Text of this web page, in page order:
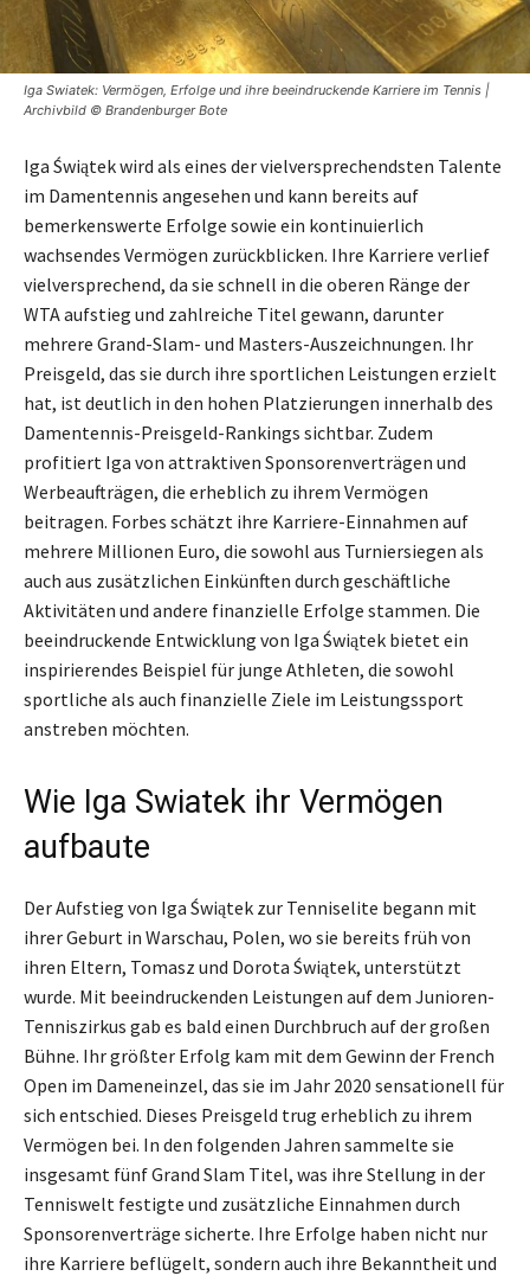
Iga Swiatek: Vermögen, Erfolge und ihre beeindruckende Karriere im Tennis |
Archivbild © Brandenburger Bote
Iga Świątek wird als eines der vielversprechendsten Talente
im Damentennis angesehen und kann bereits auf
bemerkenswerte Erfolge sowie ein kontinuierlich
wachsendes Vermögen zurückblicken. Ihre Karriere verlief
vielversprechend, da sie schnell in die oberen Ränge der
WTA aufstieg und zahlreiche Titel gewann, darunter
mehrere Grand-Slam- und Masters-Auszeichnungen. Ihr
Preisgeld, das sie durch ihre sportlichen Leistungen erzielt
hat, ist deutlich in den hohen Platzierungen innerhalb des
Damentennis-Preisgeld-Rankings sichtbar. Zudem
profitiert Iga von attraktiven Sponsorenverträgen und
Werbeaufträgen, die erheblich zu ihrem Vermögen
beitragen. Forbes schätzt ihre Karriere-Einnahmen auf
mehrere Millionen Euro, die sowohl aus Turniersiegen als
auch aus zusätzlichen Einkünften durch geschäftliche
Aktivitäten und andere finanzielle Erfolge stammen. Die
beeindruckende Entwicklung von Iga Świątek bietet ein
inspirierendes Beispiel für junge Athleten, die sowohl
sportliche als auch finanzielle Ziele im Leistungssport
anstreben möchten.
Wie Iga Swiatek ihr Vermögen
aufbaute
Der Aufstieg von Iga Świątek zur Tenniselite begann mit
ihrer Geburt in Warschau, Polen, wo sie bereits früh von
ihren Eltern, Tomasz und Dorota Świątek, unterstützt
wurde. Mit beeindruckenden Leistungen auf dem Junioren-
Tenniszirkus gab es bald einen Durchbruch auf der großen
Bühne. Ihr größter Erfolg kam mit dem Gewinn der French
Open im Dameneinzel, das sie im Jahr 2020 sensationell für
sich entschied. Dieses Preisgeld trug erheblich zu ihrem
Vermögen bei. In den folgenden Jahren sammelte sie
insgesamt fünf Grand Slam Titel, was ihre Stellung in der
Tenniswelt festigte und zusätzliche Einnahmen durch
Sponsorenverträge sicherte. Ihre Erfolge haben nicht nur
ihre Karriere beflügelt, sondern auch ihre Bekanntheit und